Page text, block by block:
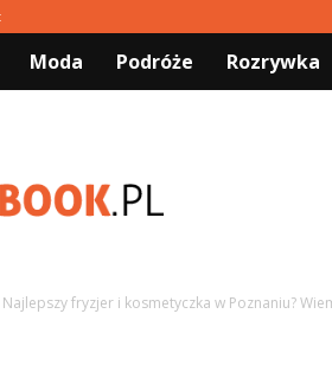
Moda Podróże Rozrywka
Najlepszy fryzjer i kosmetyczka w Poznaniu?